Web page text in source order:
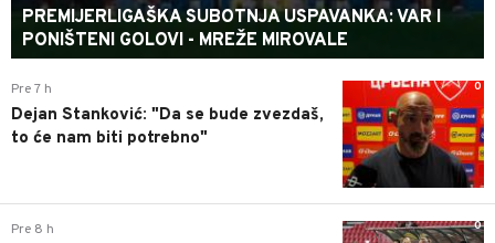
PREMIJERLIGAŠKA SUBOTNJA USPAVANKA: VAR I
PONIŠTENI GOLOVI - MREŽE MIROVALE
0
Pre 7 h
Dejan Stanković: "Da se bude zvezdaš,
to će nam biti potrebno"
0
Pre 8 h